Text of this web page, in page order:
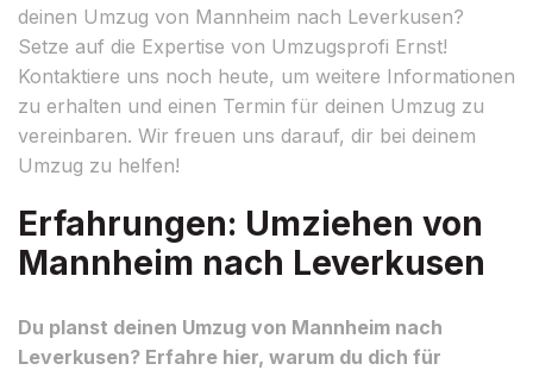
deinen Umzug von Mannheim nach Leverkusen?
Setze auf die Expertise von Umzugsprofi Ernst!
Kontaktiere uns noch heute, um weitere Informationen
zu erhalten und einen Termin für deinen Umzug zu
vereinbaren. Wir freuen uns darauf, dir bei deinem
Umzug zu helfen!
Erfahrungen: Umziehen von
Mannheim nach Leverkusen
Du planst deinen Umzug von Mannheim nach
Leverkusen? Erfahre hier, warum du dich für